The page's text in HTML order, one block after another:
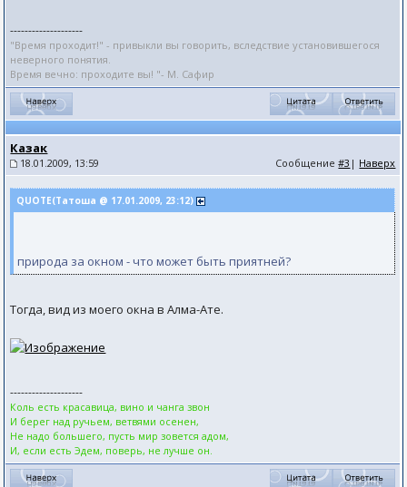
--------------------
"Время проходит!" - привыкли вы говорить, вследствие установившегося
неверного понятия.
Время вечно: проходите вы! "- М. Сафир
Казак
18.01.2009, 13:59 Сообщение#3 | Наверх
QUOTE(Татоша @ 17.01.2009, 23:12)
природа за окном - что может быть приятней?
Тогда, вид из моего окна в Алма-Ате.
--------------------
Коль есть красавица, вино и чанга звон
И берег над ручьем, ветвями осенен,
Не надо большего, пусть мир зовется адом,
И, если есть Эдем, поверь, не лучше он.